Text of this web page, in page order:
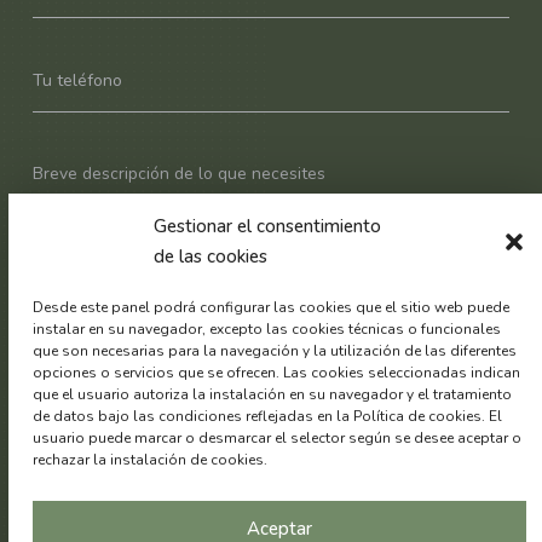
Gestionar el consentimiento
de las cookies
Desde este panel podrá configurar las cookies que el sitio web puede
instalar en su navegador, excepto las cookies técnicas o funcionales
que son necesarias para la navegación y la utilización de las diferentes
opciones o servicios que se ofrecen. Las cookies seleccionadas indican
que el usuario autoriza la instalación en su navegador y el tratamiento
de datos bajo las condiciones reflejadas en la Política de cookies. El
usuario puede marcar o desmarcar el selector según se desee aceptar o
rechazar la instalación de cookies.
Aceptar
tratamiento de los datos personales del Usuario y le informa de
que estos datos se tratarán de conformidad con lo dispuesto en